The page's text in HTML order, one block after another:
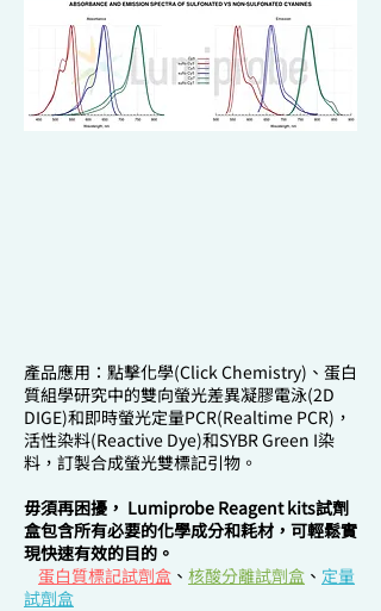
磺化和非磺化花青染料表現出非常相似的螢光
特性。下圖為Cy和磺基染料的比較。
產品應用：點擊化學(Click Chemistry)、蛋白
質組學研究中的雙向螢光差異凝膠電泳(2D
DIGE)和即時螢光定量PCR(Realtime PCR)，
活性染料(Reactive Dye)和SYBR Green I染
料，訂製合成螢光雙標記引物。
毋須再困擾， Lumiprobe Reagent kits試劑
盒包含所有必要的化學成分和耗材，可輕鬆實
現快速有效的目的。
蛋白質標記試劑盒 、 核酸分離試劑盒 、 定量
試劑盒